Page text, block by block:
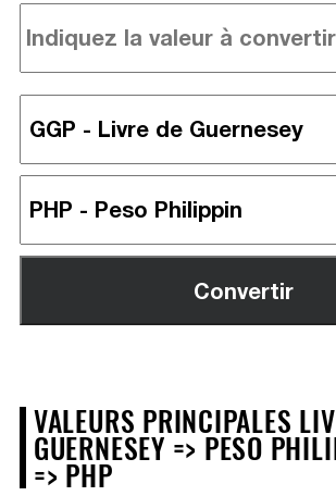
VALEURS PRINCIPALES
GUERNESEY => PESO
=> PHP